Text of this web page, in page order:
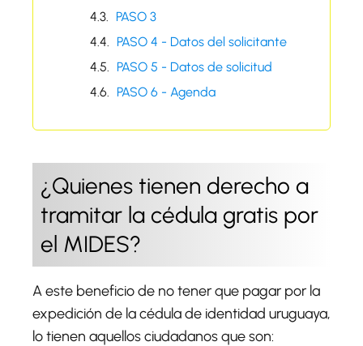
PASO 3
PASO 4 - Datos del solicitante
PASO 5 - Datos de solicitud
PASO 6 - Agenda
¿Quienes tienen derecho a
tramitar la cédula gratis por
el MIDES?
A este beneficio de no tener que pagar por la
expedición de la cédula de identidad uruguaya,
lo tienen aquellos ciudadanos que son: